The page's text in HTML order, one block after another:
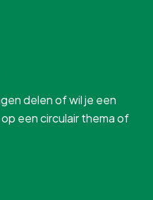
delen of wil je een
een circulair thema of